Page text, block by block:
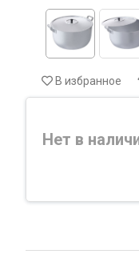
В избранное
Нет в